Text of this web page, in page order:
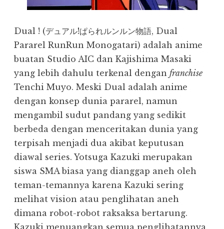
Dual ! (デュアル!ぱられルンルン物語, Dual
Pararel RunRun Monogatari) adalah anime
buatan Studio AIC dan Kajishima Masaki
yang lebih dahulu terkenal dengan franchise
Tenchi Muyo. Meski Dual adalah anime
dengan konsep dunia pararel, namun
mengambil sudut pandang yang sedikit
berbeda dengan menceritakan dunia yang
terpisah menjadi dua akibat keputusan
diawal series. Yotsuga Kazuki merupakan
siswa SMA biasa yang dianggap aneh oleh
teman-temannya karena Kazuki sering
melihat vision atau penglihatan aneh
dimana robot-robot raksaksa bertarung.
Kazuki menuangkan semua penglihatannya